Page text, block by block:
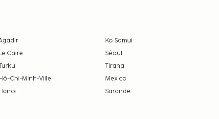
Ko Samui
Le Caire
Séoul
Tirana
Hô-Chi-Minh-Ville
Mexico
Hanoï Sarande